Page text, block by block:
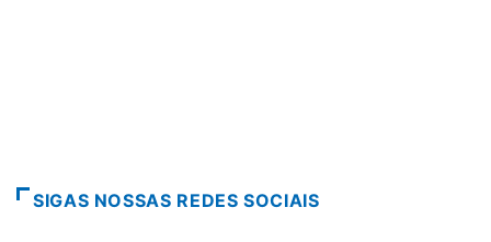
SIGAS NOSSAS REDES SOCIAIS